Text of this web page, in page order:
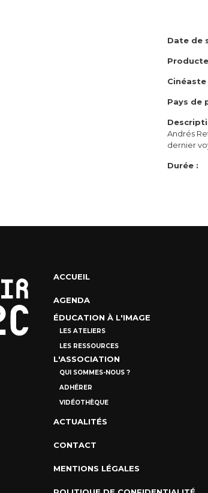
Date de
Cinéaste
Pays de
Andrés
dernier
Durée :
ACCUEIL
AGENDA
ÉDUCATION À L'IMAGE
LES ATELIERS
LES RESSOURCES
L'ASSOCIATION
QUI SOMMES-NOUS ?
ADHÉRER
VIDÉOTHÈQUE
ACTUALITÉS
CONTACT
MENTIONS LÉGALES